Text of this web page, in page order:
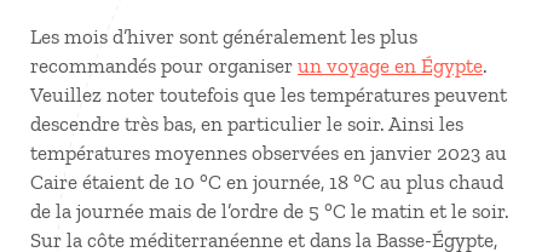
Les mois d’hiver sont généralement les plus
recommandés pour organiser un voyage en Égypte.
Veuillez noter toutefois que les températures peuvent
descendre très bas, en particulier le soir. Ainsi les
températures moyennes observées en janvier 2023 au
Caire étaient de 10 °C en journée, 18 °C au plus chaud
de la journée mais de l’ordre de 5 °C le matin et le soir.
Sur la côte méditerranéenne et dans la Basse-Égypte,